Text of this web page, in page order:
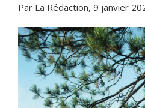
Par La Rédaction, 9 janvier